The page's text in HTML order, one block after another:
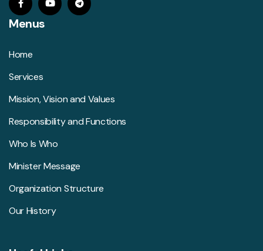
Menus
Home
Services
Mission, Vision and Values
Responsibility and Functions
Who Is Who
Minister Message
Organization Structure
Our History